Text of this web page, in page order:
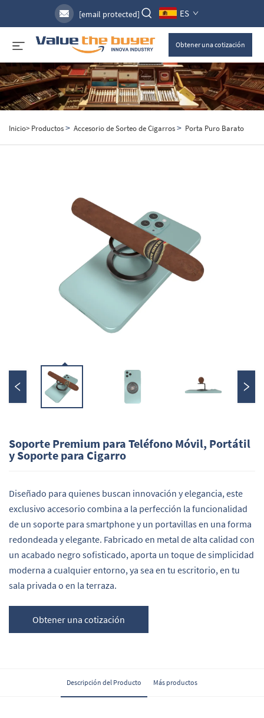
[email protected] ES
Obtener una cotización
Inicio> Productos> Accesorio de Sorteo de Cigarros> Porta Puro Barato
Soporte Premium para Teléfono Móvil, Portátil
y Soporte para Cigarro
Diseñado para quienes buscan innovación y elegancia, este
exclusivo accesorio combina a la perfección la funcionalidad
de un soporte para smartphone y un portavillas en una forma
redondeada y elegante. Fabricado en metal de alta calidad con
un acabado negro sofisticado, aporta un toque de simplicidad
moderna a cualquier entorno, ya sea en tu escritorio, en tu
sala privada o en la terraza.
Obtener una cotización
Descripción del Producto Más productos